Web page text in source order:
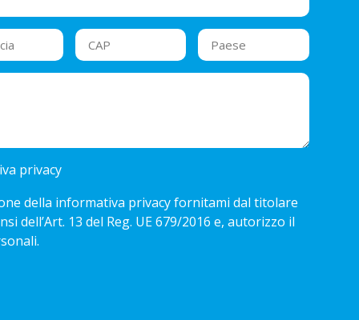
privacy
della informativa privacy fornitami dal titolare
dell’Art. 13 del Reg. UE 679/2016 e, autorizzo il